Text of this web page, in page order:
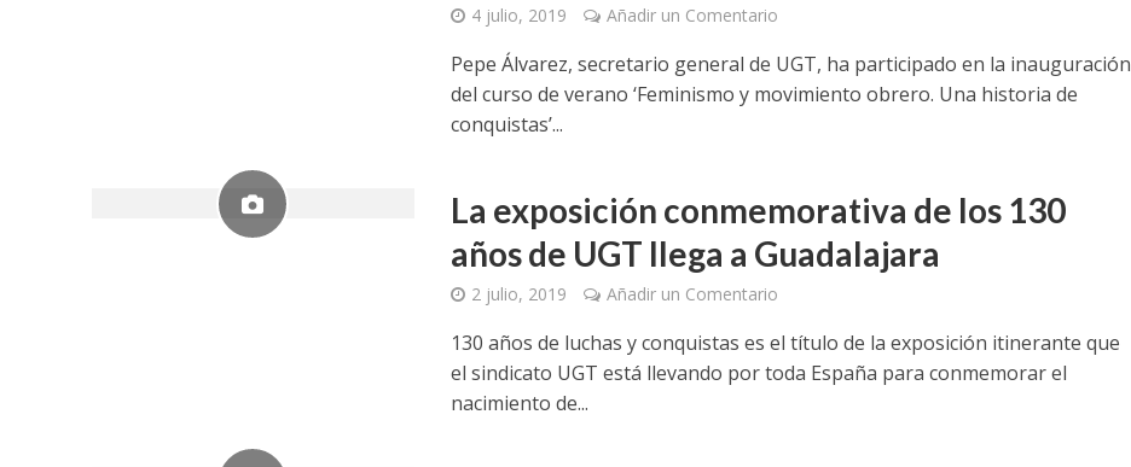
4 julio, 2019 Añadir un Comentario
Pepe Álvarez, secretario general de UGT, ha participado en la inauguración
del curso de verano ‘Feminismo y movimiento obrero. Una historia de
conquistas’...
La exposición conmemorativa de los 130
años de UGT llega a Guadalajara
2 julio, 2019 Añadir un Comentario
130 años de luchas y conquistas es el título de la exposición itinerante que
el sindicato UGT está llevando por toda España para conmemorar el
nacimiento de...